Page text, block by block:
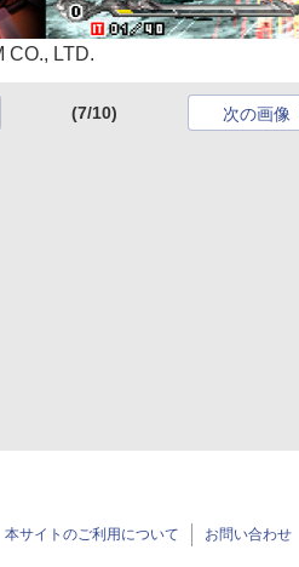
CO., LTD.
(7/10) 次の画像
本サイトのご利用について お問い合わせ